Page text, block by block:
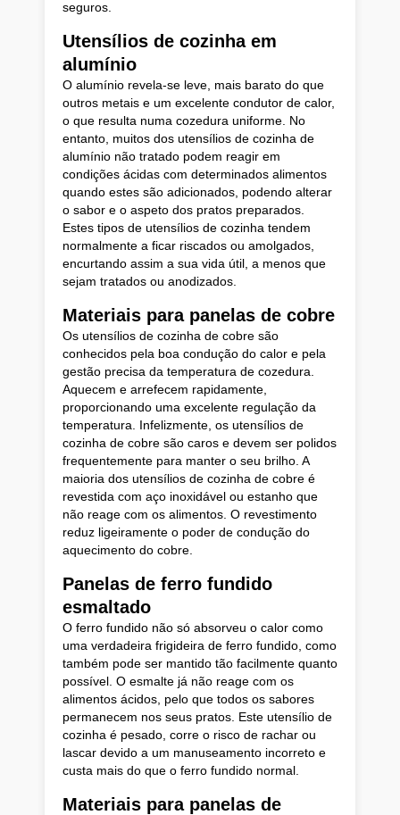
seguros.
Utensílios de cozinha em
alumínio
O alumínio revela-se leve, mais barato do que
outros metais e um excelente condutor de calor,
o que resulta numa cozedura uniforme. No
entanto, muitos dos utensílios de cozinha de
alumínio não tratado podem reagir em
condições ácidas com determinados alimentos
quando estes são adicionados, podendo alterar
o sabor e o aspeto dos pratos preparados.
Estes tipos de utensílios de cozinha tendem
normalmente a ficar riscados ou amolgados,
encurtando assim a sua vida útil, a menos que
sejam tratados ou anodizados.
Materiais para panelas de cobre
Os utensílios de cozinha de cobre são
conhecidos pela boa condução do calor e pela
gestão precisa da temperatura de cozedura.
Aquecem e arrefecem rapidamente,
proporcionando uma excelente regulação da
temperatura. Infelizmente, os utensílios de
cozinha de cobre são caros e devem ser polidos
frequentemente para manter o seu brilho. A
maioria dos utensílios de cozinha de cobre é
revestida com aço inoxidável ou estanho que
não reage com os alimentos. O revestimento
reduz ligeiramente o poder de condução do
aquecimento do cobre.
Panelas de ferro fundido
esmaltado
O ferro fundido não só absorveu o calor como
uma verdadeira frigideira de ferro fundido, como
também pode ser mantido tão facilmente quanto
possível. O esmalte já não reage com os
alimentos ácidos, pelo que todos os sabores
permanecem nos seus pratos. Este utensílio de
cozinha é pesado, corre o risco de rachar ou
lascar devido a um manuseamento incorreto e
custa mais do que o ferro fundido normal.
Materiais para panelas de